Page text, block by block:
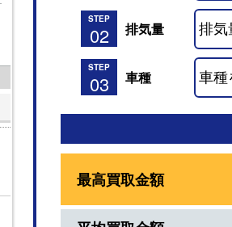
STEP
02 排気量
STEP
03 車種
最高買取金額